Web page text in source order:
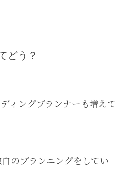
どう？
ィングプランナーも増えて
のプランニングをしてい